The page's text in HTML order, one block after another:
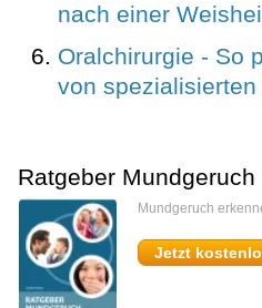
nach einer
Oralchirurgie - So
von
Ratgeber Mundgeruch
Mundgeruch
Jetzt